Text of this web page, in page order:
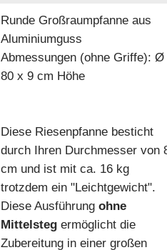
Runde Großraumpfanne aus
Aluminiumguss
Abmessungen (ohne Griffe): Ø
80 x 9 cm Höhe
Diese Riesenpfanne besticht
durch Ihren Durchmesser von
cm und ist mit ca. 16 kg
trotzdem ein "Leichtgewicht".
Diese Ausführung ohne
Mittelsteg ermöglicht die
Zubereitung in einer großen